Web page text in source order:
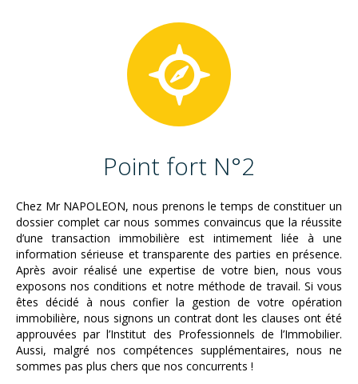
Point fort N°2
Chez Mr NAPOLEON, nous prenons le temps de constituer un
dossier complet car nous sommes convaincus que la réussite
d’une transaction immobilière est intimement liée à une
information sérieuse et transparente des parties en présence.
Après avoir réalisé une expertise de votre bien, nous vous
exposons nos conditions et notre méthode de travail. Si vous
êtes décidé à nous confier la gestion de votre opération
immobilière, nous signons un contrat dont les clauses ont été
approuvées par l’Institut des Professionnels de l’Immobilier.
Aussi, malgré nos compétences supplémentaires, nous ne
sommes pas plus chers que nos concurrents !